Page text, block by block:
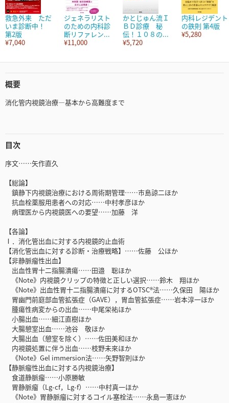
救急外来 ただ
いま診断中！
第2版
¥7,040
ジェネラリスト
のための内科診
断リファレン...
¥11,000
かとじゅん流Ｉ
ＢＤ診療 秘
伝！１０８の...
¥5,720
内科レジデント
の鉄則 第4版
¥5,280
概要
消化管内視鏡治療―基本から高難度まで
目次
序文……矢作直久
【総論】
鎮静下内視鏡治療における周術期管理……市島諒二ほか
抗血栓薬服用患者への対応……中村孝彦ほか
病理医から内視鏡医への要望……加藤 洋
【各論】
Ⅰ．消化管出血に対する内視鏡的止血術
【消化管出血に対する診断・治療戦略】……佐藤 公ほか
【非静脈瘤性出血】
出血性胃十二指腸潰瘍……田邉 聡ほか
《Note》内視鏡クリップの特徴と正しい選択……鈴木 翔ほか
《Note》出血性胃十二指腸潰瘍に対するOTSC®法……久保田 陽ほか
胃幽門前庭部血管拡張症（GAVE），胃血管拡張症……岩本淳一ほか
腫瘍性病変からの出血……中尾栄祐ほか
小腸出血……細江直樹ほか
大腸憩室出血……池谷 敬ほか
大腸出血（憩室を除く）……佐田美和ほか
内視鏡処置に伴う出血……枝野未來ほか
《Note》Gel immersion法……矢野智則ほか
【静脈瘤性出血に対する内視鏡治療】
食道静脈瘤……小原勝敏
胃静脈瘤（Lg-cf，Lg-f）……中村真一ほか
《Note》胃静脈瘤に対するコイル塞栓法……永島一憲ほか